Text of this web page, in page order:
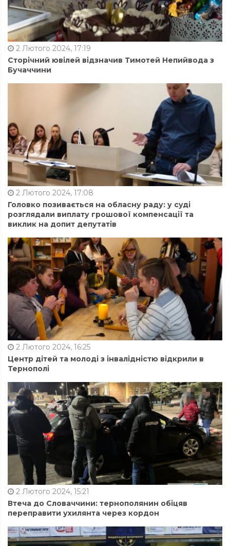
2 Лютого 2024, 17:19
Сторічний ювілей відзначив Тимотей Непийвода з
Бучаччини
2 Лютого 2024, 17:08
Головко позивається на обласну раду: у суді
розглядали виплату грошової компенсації та
виклик на допит депутатів
2 Лютого 2024, 16:25
Центр дітей та молоді з інвалідністю відкрили в
Тернополі
2 Лютого 2024, 15:21
Втеча до Словаччини: тернополянин обіцяв
переправити ухилянта через кордон